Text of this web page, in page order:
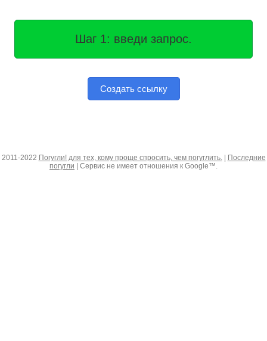
Шаг 1: введи запрос.
Создать ссылку
2011-2022 Погугли! для тех, кому проще спросить, чем погуглить.|
Последние
погугли | Сервис не имеет отношения к Google™.